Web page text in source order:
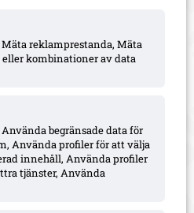
reklamprestanda, Mäta
kombinationer av data
begränsade data för
Använda profiler för att välja
innehåll, Använda profiler
tjänster, Använda